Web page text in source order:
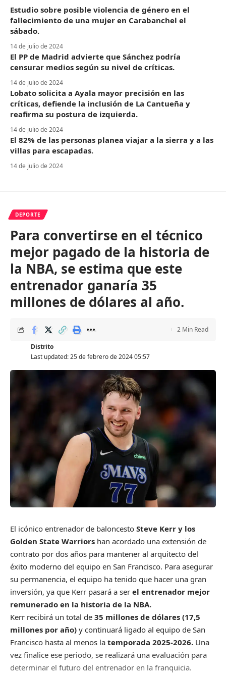
Estudio sobre posible violencia de género en el
fallecimiento de una mujer en Carabanchel el
sábado.
14 de julio de 2024
El PP de Madrid advierte que Sánchez podría
censurar medios según su nivel de críticas.
14 de julio de 2024
Lobato solicita a Ayala mayor precisión en las
críticas, defiende la inclusión de La Cantueña y
reafirma su postura de izquierda.
14 de julio de 2024
El 82% de las personas planea viajar a la sierra y a las
villas para escapadas.
14 de julio de 2024
DEPORTE
Para convertirse en el técnico
mejor pagado de la historia de
la NBA, se estima que este
entrenador ganaría 35
millones de dólares al año.
Last updated: 25 de febrero de 2024 05:57
Distrito
2 Min Read
El icónico entrenador de baloncesto Steve Kerr y los
Golden State Warriors han acordado una extensión de
contrato por dos años para mantener al arquitecto del
éxito moderno del equipo en San Francisco. Para asegurar
su permanencia, el equipo ha tenido que hacer una gran
inversión, ya que Kerr pasará a ser el entrenador mejor
remunerado en la historia de la NBA.
Kerr recibirá un total de 35 millones de dólares (17,5
millones por año) y continuará ligado al equipo de San
Francisco hasta al menos la temporada 2025-2026. Una
vez finalice ese periodo, se realizará una evaluación para
determinar el futuro del entrenador en la franquicia.